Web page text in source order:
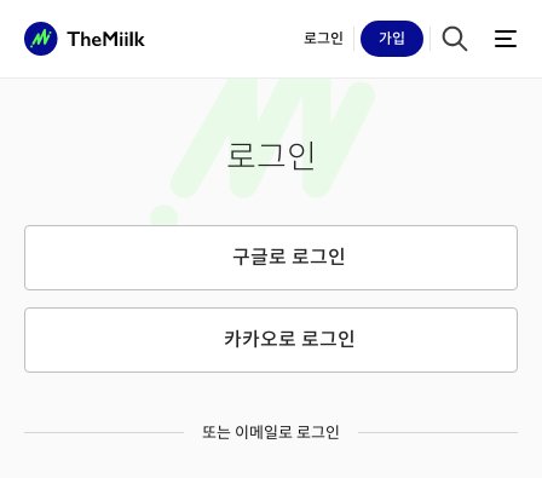
로그인 가입
로그인
구글로 로그인
카카오로 로그인
또는 이메일로 로그인